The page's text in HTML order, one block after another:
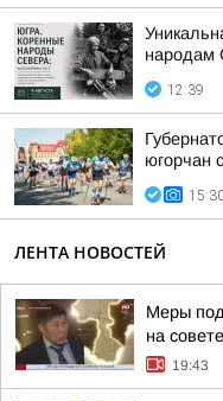
народам
12:39
югорчан
ЛЕНТА НОВОСТЕЙ
Меры
на
19:43